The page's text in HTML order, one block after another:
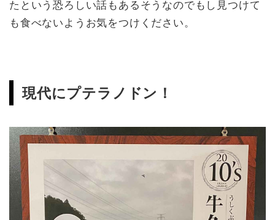
たという恐ろしい話もあるそうなのでもし見つけて
も食べないようお気をつけください。
現代にプテラノドン！